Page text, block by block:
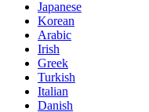
Japanese
Korean
Arabic
Irish
Greek
Turkish
Italian
Danish